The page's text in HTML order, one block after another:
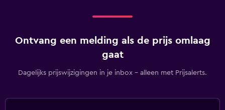
Ontvang een melding als de prijs omlaag
gaat
Dagelijks prijswijzigingen in je inbox - alleen met Prijsalerts.